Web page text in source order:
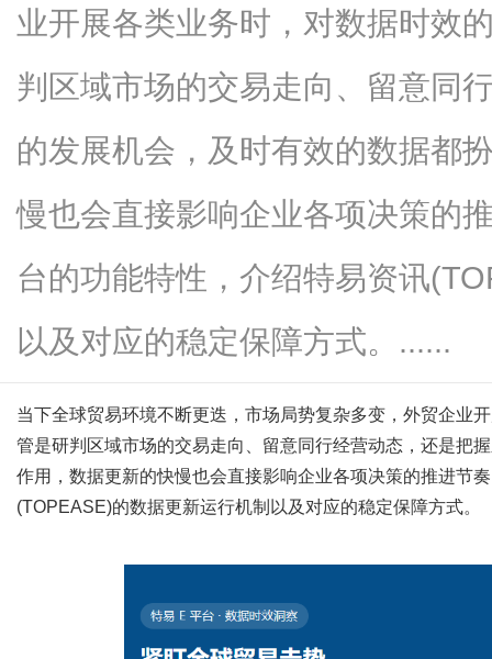
业开展各类业务时，对数据时效
判区域市场的交易走向、留意同
的发展机会，及时有效的数据都
慢也会直接影响企业各项决策的
台的功能特性，介绍特易资讯
以及对应的稳定保障方式。......
当下全球贸易环境不断更迭，市场局势复杂多变，外贸企业
管是研判区域市场的交易走向、留意同行经营动态，还是把
作用，数据更新的快慢也会直接影响企业各项决策的推进节
(TOPEASE)的数据更新运行机制以及对应的稳定保障方式。